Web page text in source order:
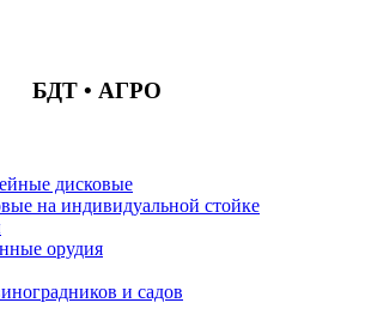
БДТ • АГРО
дисковые
на индивидуальной стойке
орудия
и садов